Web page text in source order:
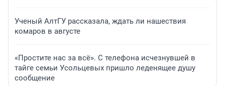
Ученый АлтГУ рассказала, ждать ли нашествия
комаров в августе
«Простите нас за всё». С телефона исчезнувшей в
тайге семьи Усольцевых пришло леденящее душу
сообщение